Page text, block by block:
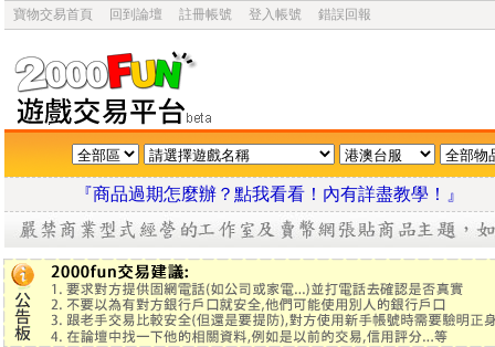
寶物交易首頁 回到論壇 註冊帳號 登入帳號 錯誤回報
『商品過期怎麼辦？點我看看！內有詳盡教學